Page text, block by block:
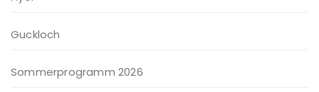
Guckloch
Sommerprogramm 2026